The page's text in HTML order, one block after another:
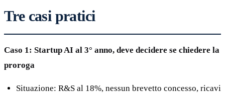
Tre casi pratici
Caso 1: Startup AI al 3° anno, deve decidere se chiedere la
proroga
Situazione: R&S al 18%, nessun brevetto concesso, ricavi